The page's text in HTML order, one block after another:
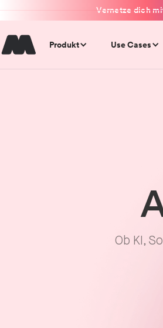
Vernetze dich
Produkt Use Cases
Ob KI,